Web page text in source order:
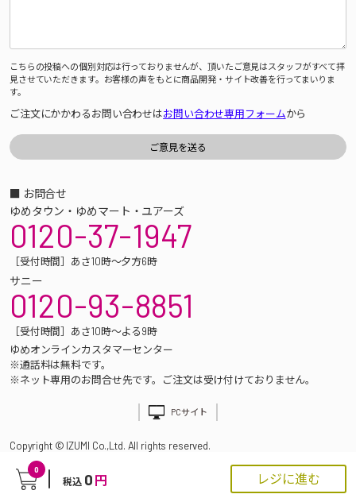
0
税込 0 円 レジに進む
こちらの投稿への個別対応は行っておりませんが、頂いたご意見はスタッフがすべて拝
見させていただきます。お客様の声をもとに商品開発・サイト改善を行ってまいりま
す。
ご注文にかかわるお問い合わせはお問い合わせ専用フォームから
■ お問合せ
ゆめタウン・ゆめマート・ユアーズ
0120-37-1947
［受付時間］あさ10時～夕方6時
サニー
0120-93-8851
［受付時間］あさ10時～よる9時
ゆめオンラインカスタマーセンター
※通話料は無料です。
※ネット専用のお問合せ先です。ご注文は受け付けておりません。
PCサイト
Copyright © IZUMI Co.,Ltd. All rights reserved.